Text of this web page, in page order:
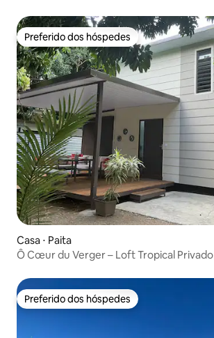
Preferido dos hóspedes
Preferido dos hóspedes
Casa ⋅ Paita
Ô Cœur du Verger – Loft Tropical Privado
Preferido dos hóspedes
Preferido dos hóspedes